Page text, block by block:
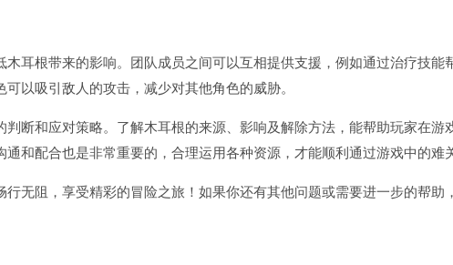
耳根带来的影响。团队成员之间可以互相提供支援，例如通过治疗技能
以吸引敌人的攻击，减少对其他角色的威胁。
断和应对策略。了解木耳根的来源、影响及解除方法，能帮助玩家在游
和配合也是非常重要的，合理运用各种资源，才能顺利通过游戏中的难关
无阻，享受精彩的冒险之旅！如果你还有其他问题或需要进一步的帮助